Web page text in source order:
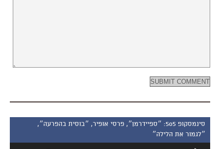
סינמסקופ 505: ״ספיידרמן״, פרסי אופיר, ״בוסית בהפרעה״,
״לגמור את הלילה״